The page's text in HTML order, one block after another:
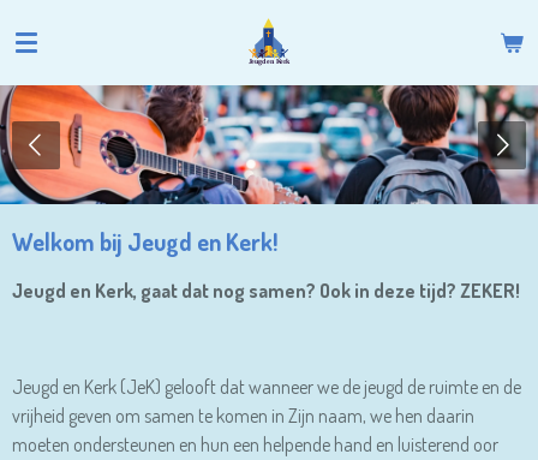
direct
naar
de
hoofdinhoud
Welkom bij Jeugd en Kerk!
Jeugd en Kerk, gaat dat nog samen? Ook in deze tijd? ZEKER!
Jeugd en Kerk (JeK) gelooft dat wanneer we de jeugd de ruimte en de
vrijheid geven om samen te komen in Zijn naam, we hen daarin
moeten ondersteunen en hun een helpende hand en luisterend oor